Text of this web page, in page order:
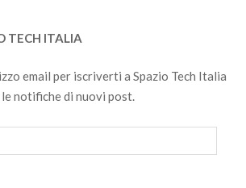
TECH ITALIA
email per iscriverti a Spazio Tech Italia
notifiche di nuovi post.